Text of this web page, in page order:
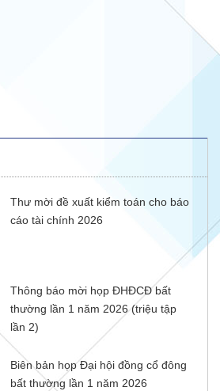
Thư mời đề xuất kiểm toán cho báo
cáo tài chính 2026
Thông báo mời họp ĐHĐCĐ bất
thường lần 1 năm 2026 (triệu tập
lần 2)
Biên bản họp Đại hội đồng cổ đông
bất thường lần 1 năm 2026